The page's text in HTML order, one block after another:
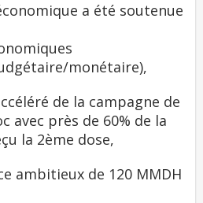
a été soutenue
monétaire),
de la campagne de
avec près de 60% de la
la 2ème dose,
ambitieux de 120 MMDH